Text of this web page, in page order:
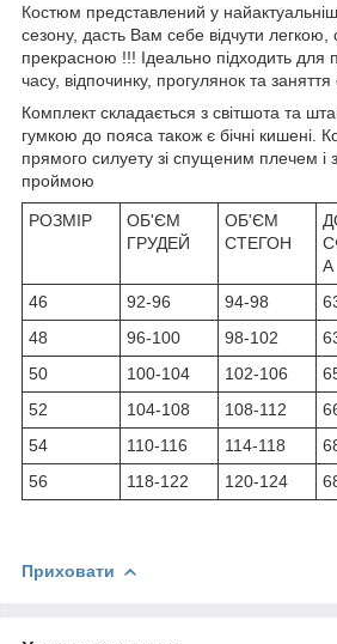
Костюм представлений у
сезону, дасть Вам себе відчути легкою,
прекрасною !!! Ідеально підходить для
часу, відпочинку, прогулянок та заняття
Комплект складається з світшота та
гумкою до пояса також є бічні кишені.
прямого силуету зі спущеним плечем і
проймою
РОЗМІР
ОБ'ЄМ
ГРУДЕЙ
ОБ'ЄМ
СТЕГОН
А
46 92-96 94-98
48
96-100 98-102
50
100-104 102-106
52
104-108 108-112
54
110-116 114-118
56
118-122 120-124
Приховати